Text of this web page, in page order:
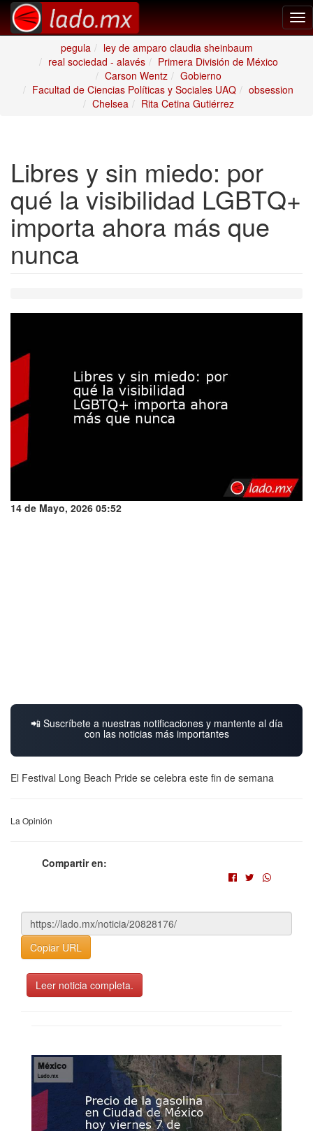
pegula
ley de amparo claudia sheinbaum
real sociedad - alavés
Primera División de México
Carson Wentz
Gobierno
Facultad de Ciencias Políticas y Sociales UAQ
obsession
Chelsea
Rita Cetina Gutiérrez
Libres y sin miedo: por
qué la visibilidad LGBTQ+
importa ahora más que
nunca
14 de Mayo, 2026 05:52
📲 Suscríbete a nuestras notificaciones y mantente al día
con las noticias más importantes
El Festival Long Beach Pride se celebra este fin de semana
La Opinión
Compartir en:
Copiar URL
Leer noticia completa.